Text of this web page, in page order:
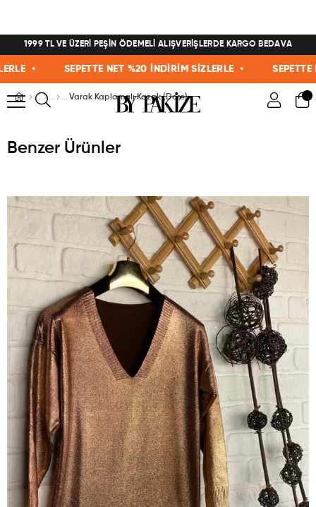
1999 TL VE ÜZERİ PEŞİN ÖDEMELİ ALIŞVERİŞLERDE KARGO BEDAVA
• SEPETTE NET %20 İNDİRİM SİZLERLE • SEPETTE
Varak Kaplamalı Kazak (Dore)
Benzer Ürünler